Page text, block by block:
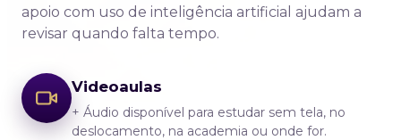
apoio com uso de inteligência artificial ajudam a
revisar quando falta tempo.
Videoaulas
+ Áudio disponível para estudar sem tela, no
deslocamento, na academia ou onde for.